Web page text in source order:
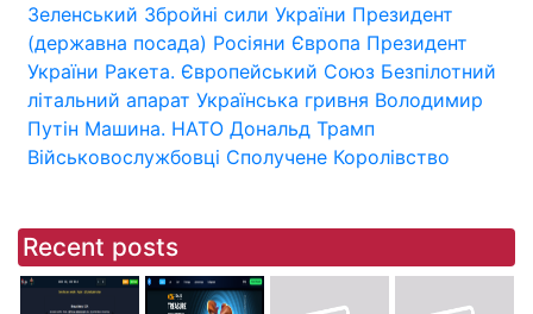
Зеленський Збройні сили України Президент
(державна посада) Росіяни Європа Президент
України Ракета. Європейський Союз Безпілотний
літальний апарат Українська гривня Володимир
Путін Машина. НАТО Дональд Трамп
Військовослужбовці Сполучене Королівство
Recent posts